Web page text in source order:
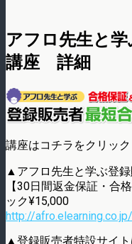
アフロ先生と
講座 詳細
講座はコチラをクリック
▲アフロ先生と学ぶ登
【30日間返金保証・合
ック¥15,000
http://
▲登録販売者特設サイ